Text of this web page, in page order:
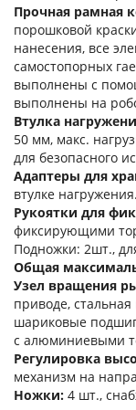
Прочная рамная
порошковой
нанесения, все
самостопорных
выполнены с
выполнены на
Втулка
50 мм, макс.
для безопасного
Адаптеры для
втулке нагружения.
Рукоятки для
фиксирующими
Подножки: 2шт.,
Общая
Узел вращения
приводе,
шариковые
с алюминиевыми
Регулировка
механизм на
Ножки: 4 шт.,